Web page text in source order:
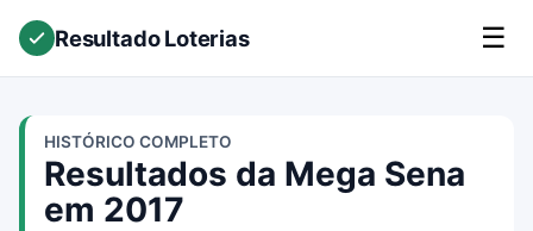
Resultado Loterias ☰
HISTÓRICO COMPLETO
Resultados da Mega Sena
em 2017